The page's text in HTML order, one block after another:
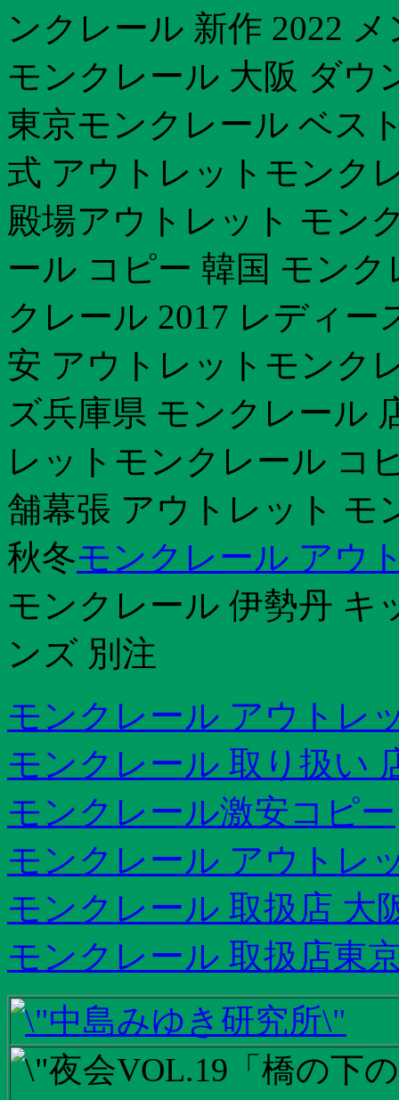
ンクレール 新作 2022
モンクレール 大阪 ダウ
東京モンクレール ベス
式 アウトレットモンク
殿場アウトレット モン
ール コピー 韓国 モン
クレール 2017 レディ
安 アウトレットモンク
ズ兵庫県 モンクレール
レットモンクレール コ
舗幕張 アウトレット モ
秋冬モンクレール アウ
モンクレール 伊勢丹 キ
ンズ 別注
モンクレール アウトレ
モンクレール 取り扱い
モンクレール激安コピー
モンクレール アウトレ
モンクレール 取扱店 大
モンクレール 取扱店東